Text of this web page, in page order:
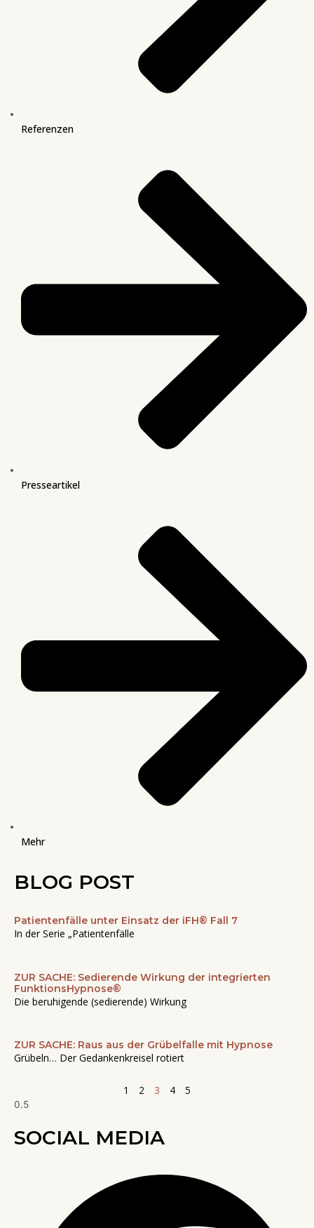
Referenzen
Presseartikel
Mehr
BLOG POST
Patientenfälle unter Einsatz der iFH® Fall 7
In der Serie „Patientenfälle
ZUR SACHE: Sedierende Wirkung der integrierten
FunktionsHypnose®
Die beruhigende (sedierende) Wirkung
ZUR SACHE: Raus aus der Grübelfalle mit Hypnose
Grübeln… Der Gedankenkreisel rotiert
Seite
1
Seite
2
Seite
3
Seite
4
Seite
5
SOCIAL MEDIA